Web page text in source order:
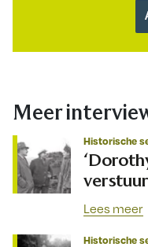
Meer
Historische
Lees meer
Historische